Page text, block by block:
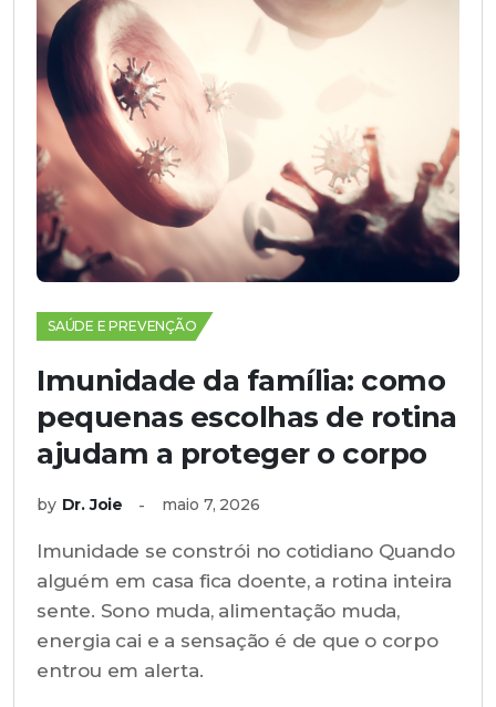
SAÚDE E PREVENÇÃO
Imunidade da família: como
pequenas escolhas de rotina
ajudam a proteger o corpo
by Dr. Joie maio 7, 2026
Imunidade se constrói no cotidiano Quando
alguém em casa fica doente, a rotina inteira
sente. Sono muda, alimentação muda,
energia cai e a sensação é de que o corpo
entrou em alerta.